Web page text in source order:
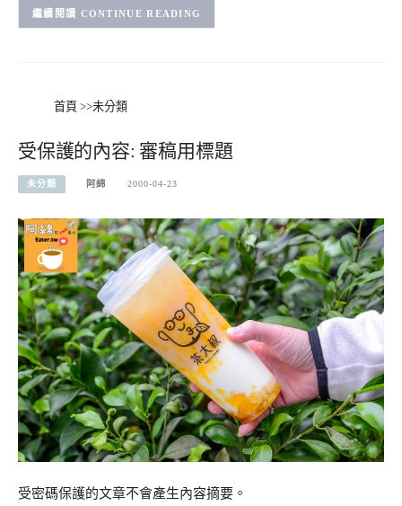
CONTINUE READING
首頁 >>未分類
受保護的內容: 審稿用標題
未分類 阿綿 2000-04-23
受密碼保護的文章不會產生內容摘要。